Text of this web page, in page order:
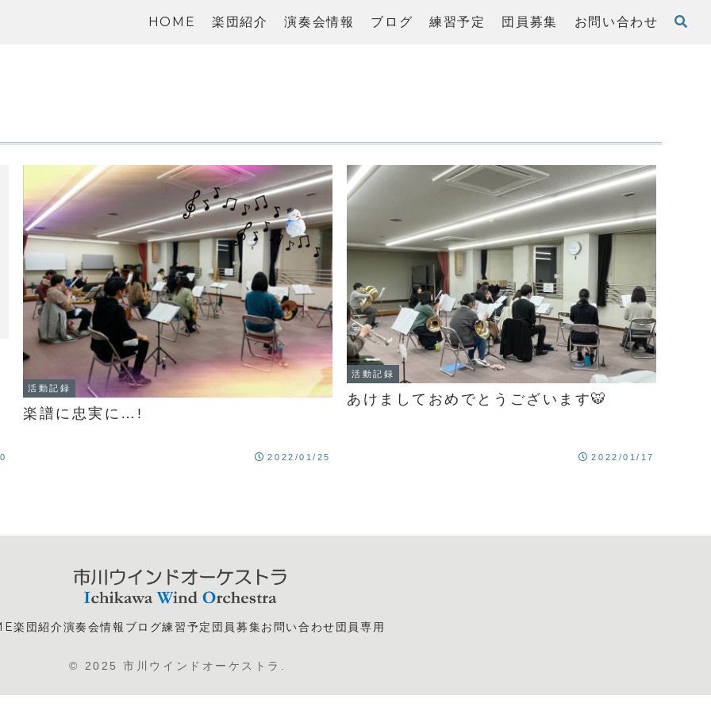
HOME 楽団紹介 演奏会情報 ブログ 練習予定 団員募集 お問い合わせ
活動記録
楽譜に忠実に…!
2022/01/25
活動記録
あけましておめでとうございます🐯
2022/01/17
楽団紹介演奏会情報 ブログ練習予定 団員募集お問い合わせ団員専用
© 2025 市川ウインドオーケストラ.